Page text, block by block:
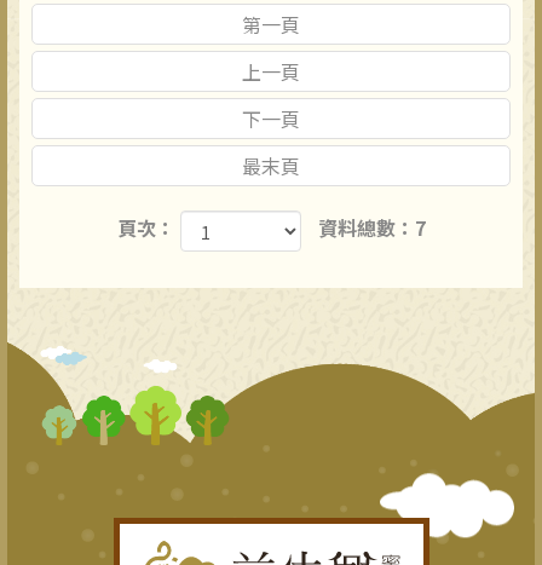
第一頁
上一頁
下一頁
最末頁
頁次： 資料總數：7